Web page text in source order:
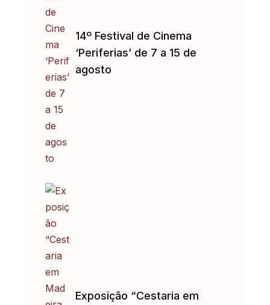
14º Festival de Cinema
‘Periferias’ de 7 a 15 de
agosto
Exposição “Cestaria em